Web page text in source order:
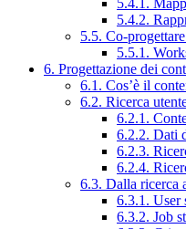
5.4.2.
5.5. Co-
5.5.1.
6. Progettazione dei
6.1. Cos’è il
6.2. Ricerca
6.2.1.
6.2.2. Dati
6.2.3.
6.2.4.
6.3. Dalla ricerca
6.3.1. User
6.3.2. Job